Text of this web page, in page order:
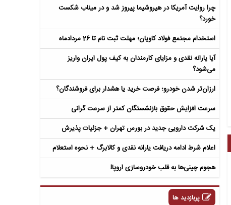
چرا روایت آمریکا در هیروشیما پیروز شد و در میناب شکست
خورد؟
استخدام مجتمع فولاد کاویان؛ مهلت ثبت نام تا 26 مردادماه
آیا یارانه نقدی و مزایای کارمندان به کیف پول ایران واریز
می‌شود؟
ارزان‌تر شدن خودرو؛ فرصت خرید یا هشدار برای فروشندگان؟
سرعت افزایش حقوق بازنشستگان کمتر از سرعت گرانی
یک شرکت دارویی جدید در بورس تهران + جزئیات پذیرش
اعلام شرط ادامه دریافت یارانه نقدی و کالابرگ + نحوه استعلام
هجوم چینی‌ها به قلب خودروسازی اروپا!
پربازدید ها